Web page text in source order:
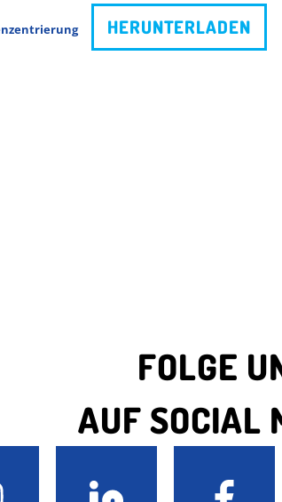
HERUNTERLADEN
FOLGE
AUF SOCIAL